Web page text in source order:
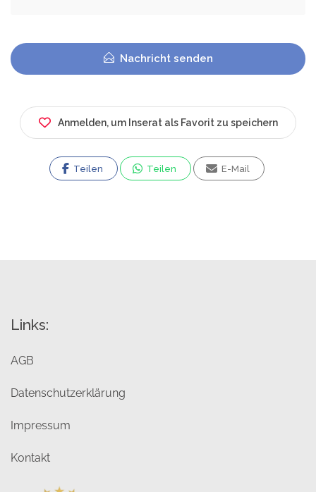
Nachricht senden
Anmelden, um Inserat als Favorit zu speichern
Teilen Teilen E-Mail
Links:
AGB
Datenschutzerklärung
Impressum
Kontakt